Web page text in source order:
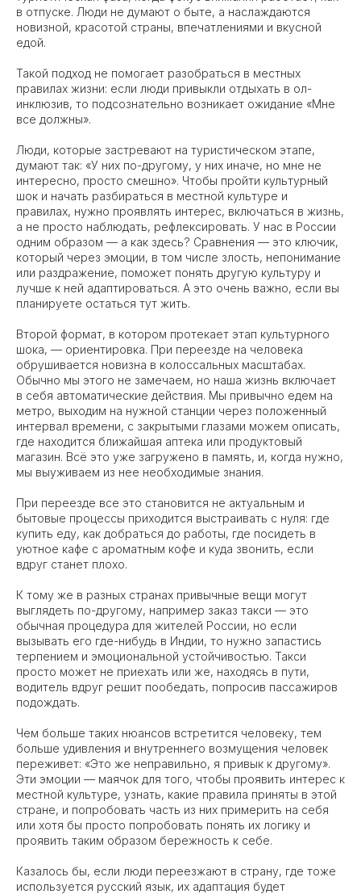
в отпуске. Люди не думают о быте, а наслаждаются
новизной, красотой страны, впечатлениями и вкусной
едой.
Такой подход не помогает разобраться в местных
правилах жизни: если люди привыкли отдыхать в ол-
инклюзив, то подсознательно возникает ожидание «Мне
все должны».
Люди, которые застревают на туристическом этапе,
думают так: «У них по-другому, у них иначе, но мне не
интересно, просто смешно». Чтобы пройти культурный
шок и начать разбираться в местной культуре и
правилах, нужно проявлять интерес, включаться в жизнь,
а не просто наблюдать, рефлексировать. У нас в России
одним образом — а как здесь? Сравнения — это ключик,
который через эмоции, в том числе злость, непонимание
или раздражение, поможет понять другую культуру и
лучше к ней адаптироваться. А это очень важно, если вы
планируете остаться тут жить.
Второй формат, в котором протекает этап культурного
шока, — ориентировка. При переезде на человека
обрушивается новизна в колоссальных масштабах.
Обычно мы этого не замечаем, но наша жизнь включает
в себя автоматические действия. Мы привычно едем на
метро, выходим на нужной станции через положенный
интервал времени, с закрытыми глазами можем описать,
где находится ближайшая аптека или продуктовый
магазин. Всё это уже загружено в память, и, когда нужно,
мы выуживаем из нее необходимые знания.
При переезде все это становится не актуальным и
бытовые процессы приходится выстраивать с нуля: где
купить еду, как добраться до работы, где посидеть в
уютное кафе с ароматным кофе и куда звонить, если
вдруг станет плохо.
К тому же в разных странах привычные вещи могут
выглядеть по-другому, например заказ такси — это
обычная процедура для жителей России, но если
вызывать его где-нибудь в Индии, то нужно запастись
терпением и эмоциональной устойчивостью. Такси
просто может не приехать или же, находясь в пути,
водитель вдруг решит пообедать, попросив пассажиров
подождать.
Чем больше таких нюансов встретится человеку, тем
больше удивления и внутреннего возмущения человек
переживет: «Это же неправильно, я привык к другому».
Эти эмоции — маячок для того, чтобы проявить интерес к
местной культуре, узнать, какие правила приняты в этой
стране, и попробовать часть из них примерить на себя
или хотя бы просто попробовать понять их логику и
проявить таким образом бережность к себе.
Казалось бы, если люди переезжают в страну, где тоже
используется русский язык, их адаптация будет